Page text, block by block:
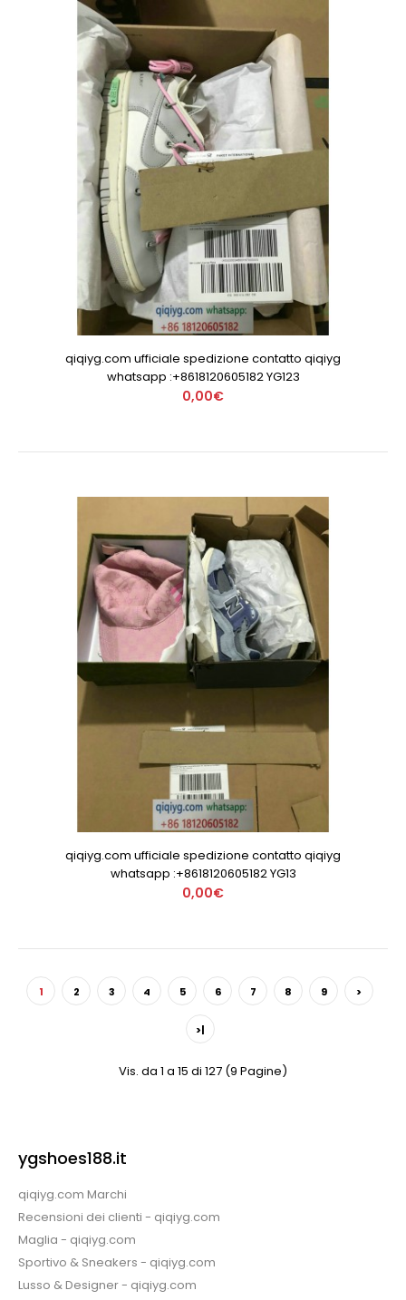
qiqiyg.com ufficiale spedizione contatto qiqiyg
whatsapp :+8618120605182 YG123
0,00€
qiqiyg.com ufficiale spedizione contatto qiqiyg
whatsapp :+8618120605182 YG13
0,00€
1 2 3 4 5 6 7 8 9 >
>|
Vis. da 1 a 15 di 127 (9 Pagine)
ygshoes188.it
qiqiyg.com Marchi
Recensioni dei clienti - qiqiyg.com
Maglia - qiqiyg.com
Sportivo & Sneakers - qiqiyg.com
Lusso & Designer - qiqiyg.com